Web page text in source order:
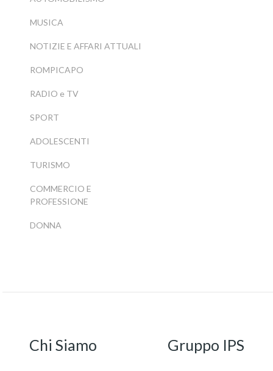
MUSICA
NOTIZIE E AFFARI ATTUALI
ROMPICAPO
RADIO e TV
SPORT
ADOLESCENTI
TURISMO
COMMERCIO E
PROFESSIONE
DONNA
Chi Siamo Gruppo IPS